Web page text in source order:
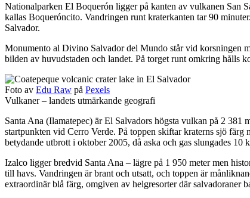
Nationalparken El Boquerón ligger på kanten av vulkanen San
kallas Boqueróncito. Vandringen runt kraterkanten tar 90
Salvador.
Monumento al Divino Salvador del Mundo står vid korsningen
bilden av huvudstaden och landet. På torget runt omkring hålls
Foto av Edu Raw på Pexels
Vulkaner – landets utmärkande geografi
Santa Ana (Ilamatepec) är El Salvadors högsta vulkan på 2
startpunkten vid Cerro Verde. På toppen skiftar kraterns sjö
betydande utbrott i oktober 2005, då aska och gas slungades
Izalco ligger bredvid Santa Ana – lägre på 1 950 meter men
till havs. Vandringen är brant och utsatt, och toppen är
extraordinär blå färg, omgiven av helgresorter där salvadoraner